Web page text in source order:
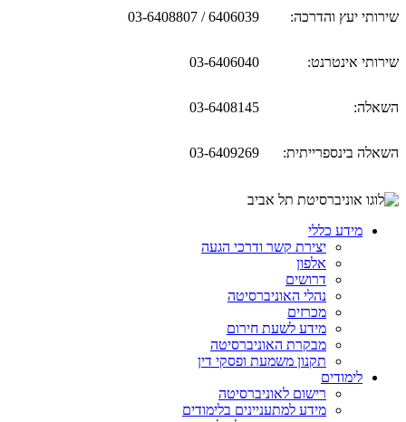
שירותי יעץ והדרכה: 6406039 / 03-6408807
שירותי אינטרנט: 03-6406040
השאלה: 03-6408145
השאלה בינספרייתית: 03-6409269
מידע כללי
יצירת קשר ודרכי הגעה
אלפון
דרושים
נהלי האוניברסיטה
מכרזים
מידע לשעת חירום
מבקרת האוניברסיטה
תקנון משמעת ופסקי דין
לימודים
רישום לאוניברסיטה
מידע למתעניינים בלימודים